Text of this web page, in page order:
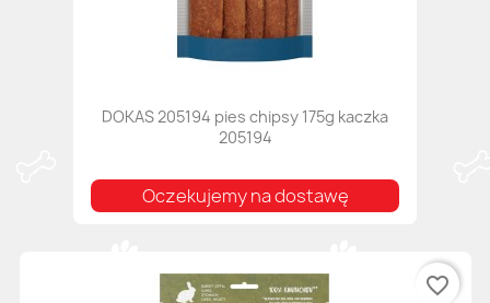
DOKAS 205194 pies chipsy 175g kaczka
205194
Oczekujemy na dostawę
favorite_border